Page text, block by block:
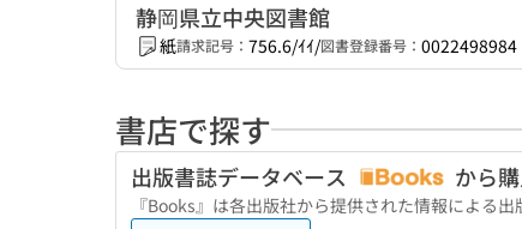
静岡県立中央図書館
紙請求記号： 756.6/ｲｲ/図書登録番号： 0022498984
書店で探す
出版書誌データベース から
『Books』は各出版社から提供された情報による